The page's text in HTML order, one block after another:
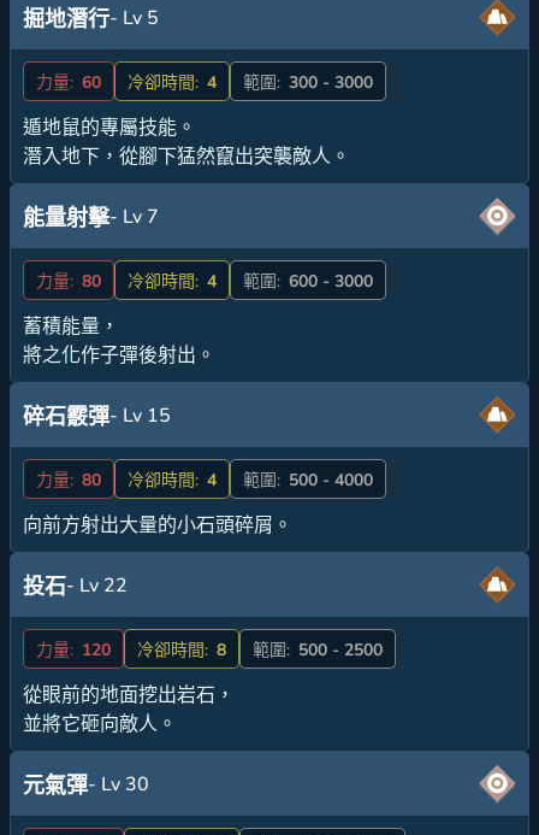
掘地潛行- Lv 5
力量: 60 冷卻時間: 4 範圍: 300 - 3000
遁地鼠的專屬技能。
潛入地下，從腳下猛然竄出突襲敵人。
能量射擊- Lv 7
力量: 80 冷卻時間: 4 範圍: 600 - 3000
蓄積能量，
將之化作子彈後射出。
碎石霰彈- Lv 15
力量: 80 冷卻時間: 4 範圍: 500 - 4000
向前方射出大量的小石頭碎屑。
投石- Lv 22
力量: 120 冷卻時間: 8 範圍: 500 - 2500
從眼前的地面挖出岩石，
並將它砸向敵人。
元氣彈- Lv 30